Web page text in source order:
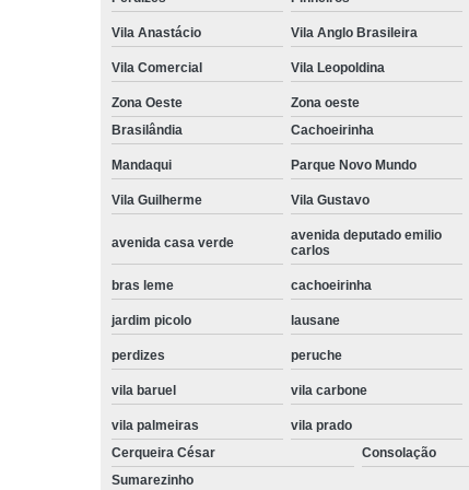
Vila Anastácio Vila Anglo Brasileira
Vila Comercial Vila Leopoldina
Zona Oeste Zona oeste
Brasilândia
Cachoeirinha
Mandaqui Parque Novo Mundo
Vila Guilherme Vila Gustavo
avenida casa verde
avenida deputado emilio
carlos
bras leme cachoeirinha
jardim picolo lausane
perdizes peruche
vila baruel vila carbone
vila palmeiras vila prado
Cerqueira César
Consolação
Sumarezinho